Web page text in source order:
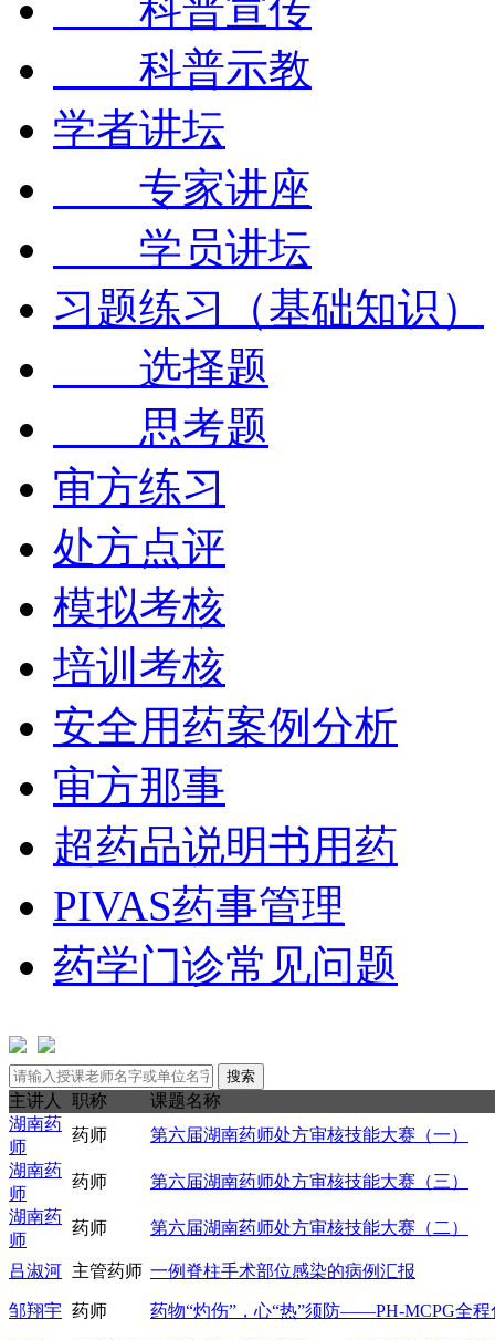
科普示教
学者讲坛
专家讲座
学员讲坛
习题练习（基础知识）
选择题
思考题
审方练习
处方点评
模拟考核
培训考核
安全用药案例分析
审方那事
超药品说明书用药
PIVAS药事管理
药学门诊常见问题
主讲人 职称
课题名称
湖南药
师
药师
第六届湖南药师处方审核技能大赛（一）
湖南药
师
药师
第六届湖南药师处方审核技能大赛（三）
湖南药
师
药师 第六届湖南药师处方审核技能大赛（二）
吕淑河 主管药师 一例脊柱手术部位感染的病例汇报
邹翔宇 药师 药物“灼伤”，心“热”须防——PH-MCPG全